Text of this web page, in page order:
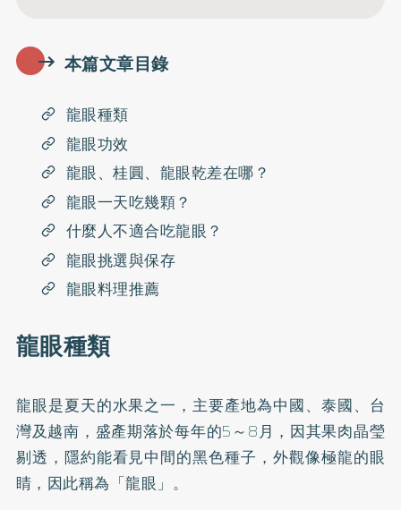
本篇文章目錄
龍眼種類
龍眼功效
龍眼、桂圓、龍眼乾差在哪？
龍眼一天吃幾顆？
什麼人不適合吃龍眼？
龍眼挑選與保存
龍眼料理推薦
龍眼種類
龍眼是夏天的水果之一，主要產地為中國、泰國、台
灣及越南，盛產期落於每年的5～8月，因其果肉晶瑩
剔透，隱約能看見中間的黑色種子，外觀像極龍的眼
睛，因此稱為「龍眼」。